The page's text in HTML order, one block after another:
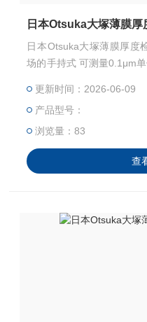
日本Otsuka大塚薄膜
日本Otsuka大塚薄膜厚度检测仪
场的手持式 可测量0.1μm
更新时间：2026-06-09
产品型号：
浏览量：83
查